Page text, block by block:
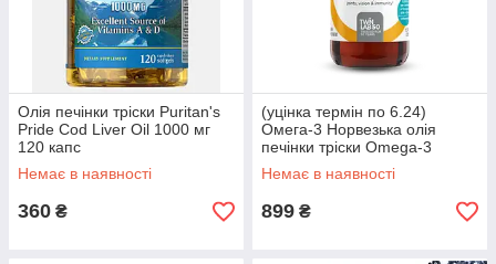
Олія печінки тріски Puritan's
Pride Cod Liver Oil 1000 мг
120 капс
Немає в наявності
360 ₴
(уцінка термін по 6.24)
Омега-3 Норвезька олія
печінки тріски Omega-3
Twinlab® Norwegian Cod Liver
Oil 355 мл
Немає в наявності
899 ₴